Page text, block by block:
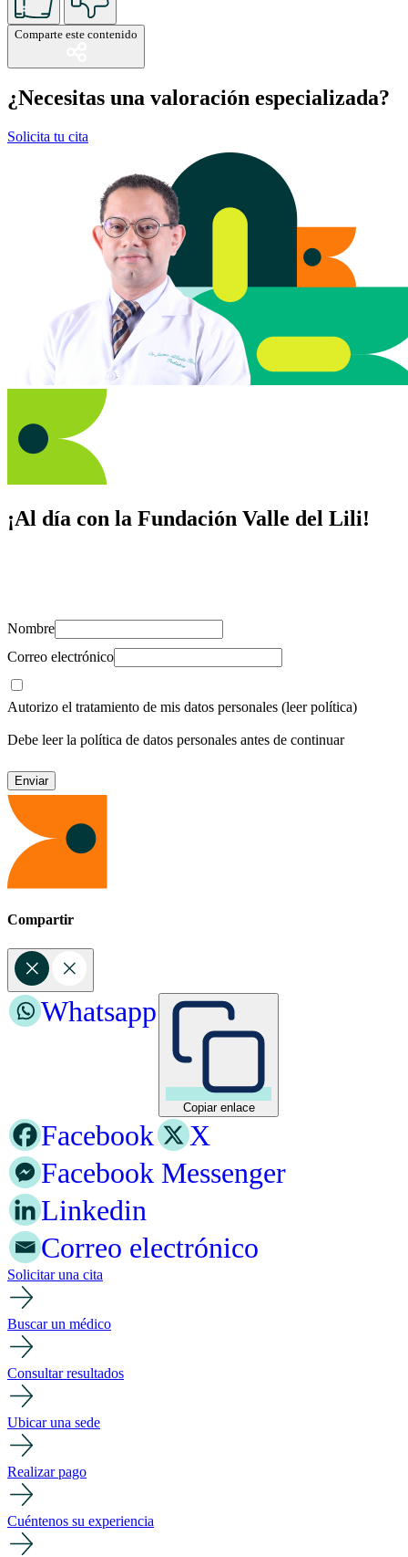
Comparte este contenido
¿Necesitas una valoración especializada?
Solicita tu cita
¡Al día con la Fundación Valle del Lili!
Nombre
Correo electrónico
Autorizo el tratamiento de mis datos personales (leer política)
Debe leer la política de datos personales antes de continuar
Compartir
Copiar enlace
Whatsapp
Facebook
X
Facebook Messenger
Linkedin
Correo electrónico
Solicitar una cita
Buscar un médico
Consultar resultados
Ubicar una sede
Realizar pago
Cuéntenos su experiencia